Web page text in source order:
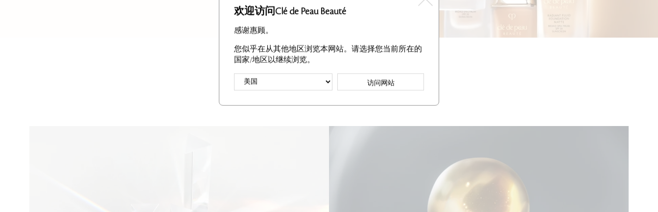
主要成分
欢迎访问Clé de Peau Beauté
感谢惠顾。
您似乎在从其他地区浏览本网站。请选择您当前所在的
国家/地区以继续浏览。
访问网站